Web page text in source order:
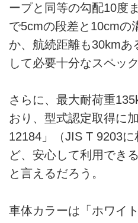
ープと同等の勾配10度
で5cmの段差と10cmの
か、航続距離も30kmあ
して必要十分なスペッ
さらに、最大耐荷重
おり、型式認定取得に
12184」（JIS T 9203
ど、安心して利用でき
と言えるだろう。
車体カラーは「ホワイ